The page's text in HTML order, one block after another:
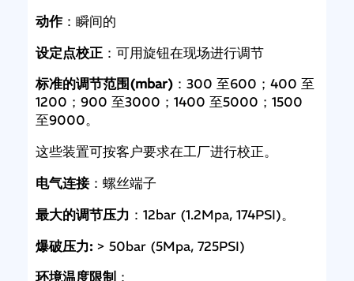
动作：瞬间的
设定点校正：可用旋钮在现场进行调节
标准的调节范围(mbar)：300 至600；400 至
1200；900 至3000；1400 至5000；1500
至9000。
这些装置可按客户要求在工厂进行校正。
电气连接：螺丝端子
最大的调节压力 ：12bar (1.2Mpa, 174PSI)。
爆破压力:> 50bar (5Mpa, 725PSI)